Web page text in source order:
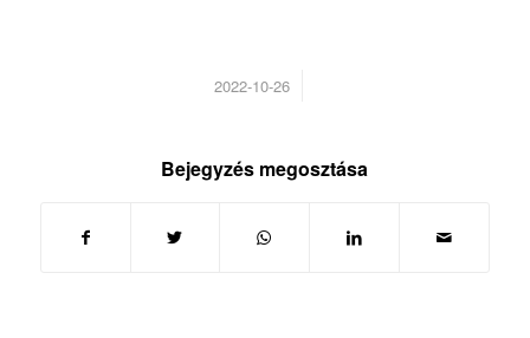
2022-10-26
/
Bejegyzés megosztása